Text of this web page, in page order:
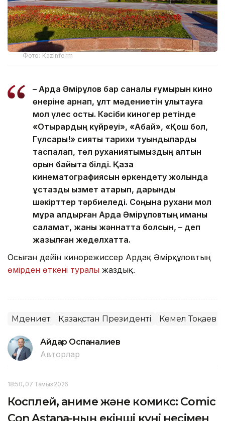
Фото: Kazinform
– Ардақ Әмірқұлов бар саналы ғұмырын кино
өнеріне арнап, ұлт мәдениетін ұлықтауға
мол үлес қосты. Кәсіби киногер ретінде
«Отырардың күйреуі», «Абай», «Қош бол,
Гүлсары!» сияқты тарихи туындыларды
таспалап, төл руханиятымыздың алтын
қорын байыта білді. Қазақ
кинематографиясын өркендету жолында
ұстаздық қызмет атқарып, дарынды
шәкірттер тәрбиеледі. Соңына рухани мол
мұра қалдырған Ардақ Әмірқұловтың иманы
саламат, жаны жәннатта болсын, – деп
жазылған жеделхатта.
Осыған дейін кинорежиссер Ардақ Әмірқұловтың
өмірден өткені туралы жаздық.
Мәдениет Қазақстан Президенті Кемел Тоқаев
Айдар Оспаналиев
Авторлар
18:50, 07 Тамыз 2026
Косплей, аниме және комикс: Comic